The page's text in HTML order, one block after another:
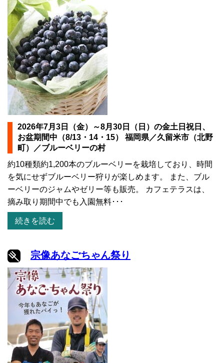
2026年7月3日（金）～8月30日（日）の金土日祝日、
お盆期間中（8/13・14・15） 福岡県／久留米市（北野
町）／ブルーベリーの村
約10種類約1,200本のブルーベリーを栽培しており、時間
を気にせずブルーベリー狩りが楽しめます。 また、ブル
ーベリーのジャムやゼリー等も販売。 カフェテラスは、
摘み取り期間中でも入園無料･･･
続きを読む
宗像あなごちゃん祭り